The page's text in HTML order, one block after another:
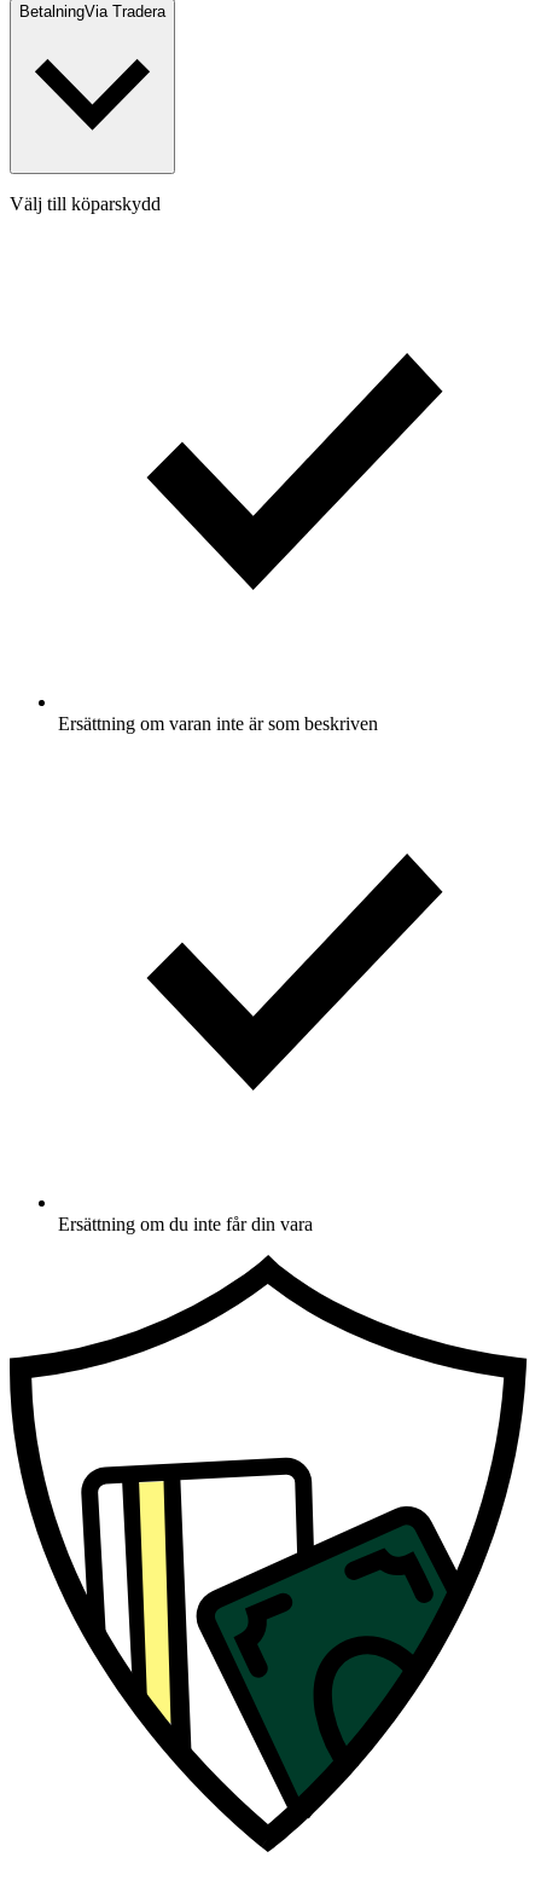
BetalningVia Tradera
Välj till köparskydd
Ersättning om varan inte är som beskriven
Ersättning om du inte får din vara